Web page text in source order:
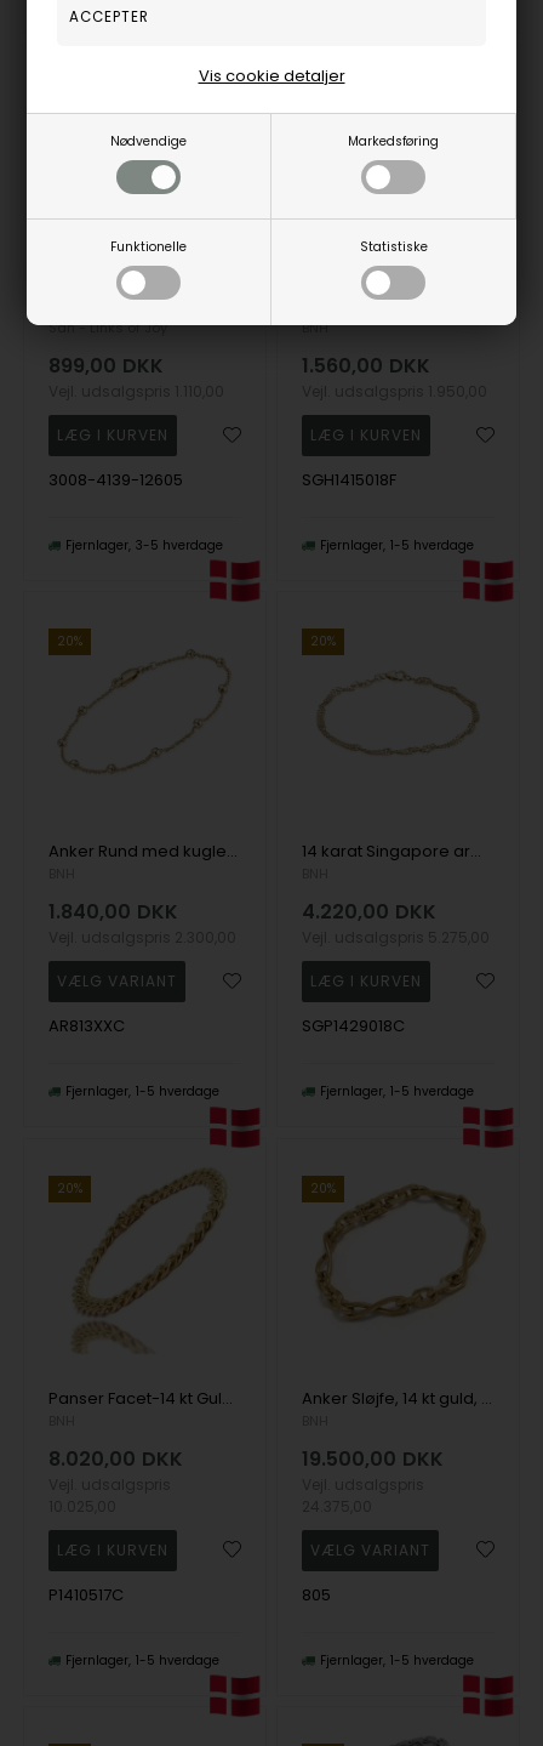
Nødvendige Markedsføring
Funktionelle Statistiske
Vis cookie detaljer
San - Links of Joy
899,00 DKK
3008-4139-12605
Fjernlager 3-5 hverdage
BNH
1.560,00 DKK
SGH1415018F
Fjernlager 1-5 hverdage
20%
Anker Rund med kugler, 8 kt guld, armbånd, ankelkæder og halskæder i flere længder
1.840,00 DKK
AR813XXC
Fjernlager 1-5 hverdage
20%
14 karat Singapore armbånd, 2,9 mm bred og længde 18,5 cm
4.220,00 DKK
SGP1429018C
Fjernlager 1-5 hverdage
20%
Panser Facet-14 kt Guld armbånd, 3,3 mm(tråd 1,05 mm) bred, længde 17 cm
8.020,00 DKK
P1410517C
Fjernlager 1-5 hverdage
20%
Anker Sløjfe, 14 kt guld, armbånd og halskæder
19.500,00 DKK
805
Fjernlager 1-5 hverdage